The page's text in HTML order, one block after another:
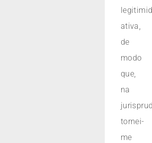
ativa,
de
modo
que,
na
tornei-
me